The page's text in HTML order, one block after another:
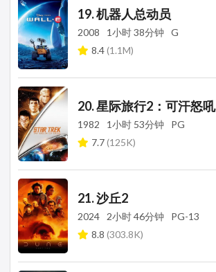
19. 机器人总动员
2008 1小时 38分钟
G
8.4(1.1M)
20. 星际旅行2：可汗怒吼
1982 1小时 53分钟
PG
7.7(125K)
21. 沙丘2
2024 2小时 46分钟
PG-13
8.8 (303.8K)